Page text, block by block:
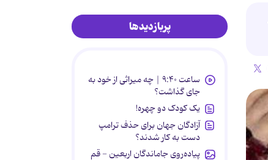
پربازدیدها
ساعت ۹:۴۰ | چه میراثی از خود به
جای گذاشت؟
یک کودک دو چهره!
آزادگان جهان برای حذف ترامپ
دست به کار شدند؟
پیاده‌روی جاماندگان اربعین - قم